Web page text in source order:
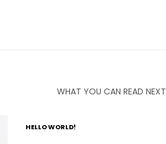
WHAT YOU CAN READ NEXT
HELLO WORLD!